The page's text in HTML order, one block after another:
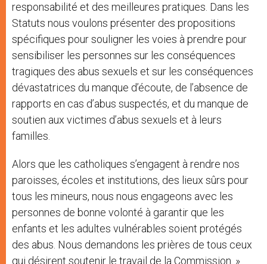
responsabilité et des meilleures pratiques. Dans les
Statuts nous voulons présenter des propositions
spécifiques pour souligner les voies à prendre pour
sensibiliser les personnes sur les conséquences
tragiques des abus sexuels et sur les conséquences
dévastatrices du manque d’écoute, de l’absence de
rapports en cas d’abus suspectés, et du manque de
soutien aux victimes d’abus sexuels et à leurs
familles.
Alors que les catholiques s’engagent à rendre nos
paroisses, écoles et institutions, des lieux sûrs pour
tous les mineurs, nous nous engageons avec les
personnes de bonne volonté à garantir que les
enfants et les adultes vulnérables soient protégés
des abus. Nous demandons les prières de tous ceux
qui désirent soutenir le travail de la Commission. »